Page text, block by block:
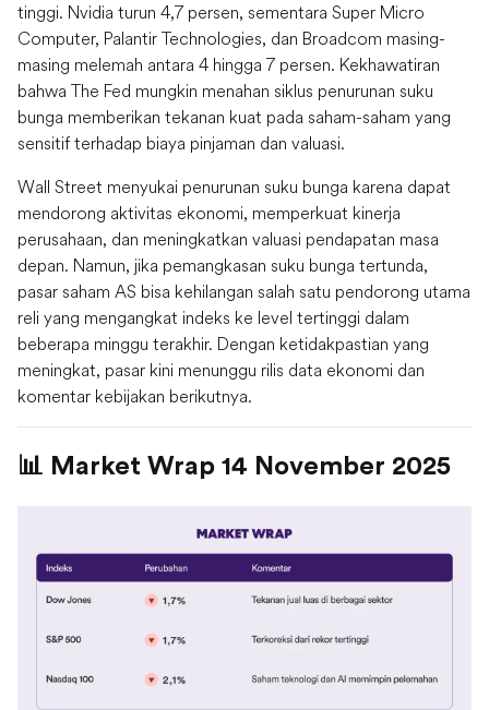
tinggi. Nvidia turun 4,7 persen, sementara Super Micro
Computer, Palantir Technologies, dan Broadcom masing-
masing melemah antara 4 hingga 7 persen. Kekhawatiran
bahwa The Fed mungkin menahan siklus penurunan suku
bunga memberikan tekanan kuat pada saham-saham yang
sensitif terhadap biaya pinjaman dan valuasi.
Wall Street menyukai penurunan suku bunga karena dapat
mendorong aktivitas ekonomi, memperkuat kinerja
perusahaan, dan meningkatkan valuasi pendapatan masa
depan. Namun, jika pemangkasan suku bunga tertunda,
pasar saham AS bisa kehilangan salah satu pendorong utama
reli yang mengangkat indeks ke level tertinggi dalam
beberapa minggu terakhir. Dengan ketidakpastian yang
meningkat, pasar kini menunggu rilis data ekonomi dan
komentar kebijakan berikutnya.
📊 Market Wrap 14 November 2025